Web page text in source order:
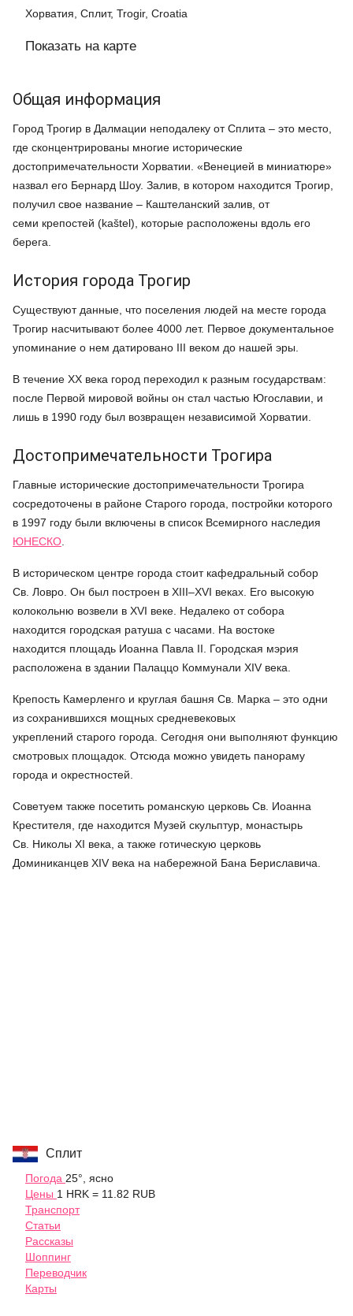
Хорватия, Сплит, Trogir, Croatia
Показать на карте
Общая информация
Город Трогир в Далмации неподалеку от Сплита – это место,
где сконцентрированы многие исторические
достопримечательности Хорватии. «Венецией в миниатюре»
назвал его Бернард Шоу. Залив, в котором находится Трогир,
получил свое название – Каштеланский залив, от
семи крепостей (kaštel), которые расположены вдоль его
берега.
История города Трогир
Существуют данные, что поселения людей на месте города
Трогир насчитывают более 4000 лет. Первое документальное
упоминание о нем датировано III веком до нашей эры.
В течение XX века город переходил к разным государствам:
после Первой мировой войны он стал частью Югославии, и
лишь в 1990 году был возвращен независимой Хорватии.
Достопримечательности Трогира
Главные исторические достопримечательности Трогира
сосредоточены в районе Старого города, постройки которого
в 1997 году были включены в список Всемирного наследия
ЮНЕСКО
В историческом центре города стоит кафедральный собор
Св. Ловро. Он был построен в XIII–XVI веках. Его высокую
колокольню возвели в XVI веке. Недалеко от собора
находится городская ратуша с часами. На востоке
находится площадь Иоанна Павла II. Городская мэрия
расположена в здании Палаццо Коммунали XIV века.
Крепость Камерленго и круглая башня Св. Марка – это одни
из сохранившихся мощных средневековых
укреплений старого города. Сегодня они выполняют функцию
смотровых площадок. Отсюда можно увидеть панораму
города и окрестностей.
Советуем также посетить романскую церковь Св. Иоанна
Крестителя, где находится Музей скульптур, монастырь
Св. Николы XI века, а также готическую церковь
Доминиканцев XIV века на набережной Бана Бериславича.
Сплит
Погода 25°, ясно
Цены 1 HRK = 11.82 RUB
Транспорт
Статьи
Рассказы
Шоппинг
Переводчик
Карты